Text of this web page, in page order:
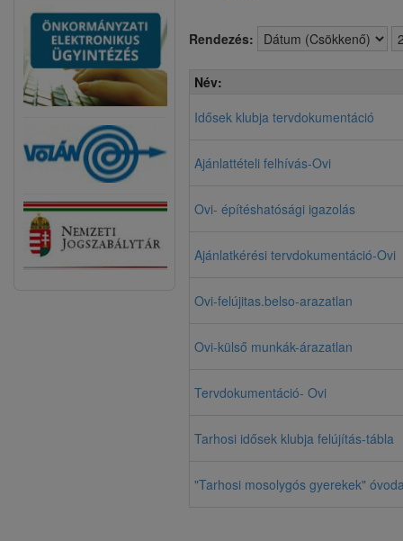
Rendezés:
Név:
Idősek klubja tervdokumentáció
Ajánlattételi felhívás-Ovi
Ovi- építéshatósági igazolás
Ajánlatkérési tervdokumentáció-Ovi
Ovi-felújitas.belso-arazatlan
Ovi-külső munkák-árazatlan
Tervdokumentáció- Ovi
Tarhosi idősek klubja felújítás-tábla
"Tarhosi mosolygós gyerekek"